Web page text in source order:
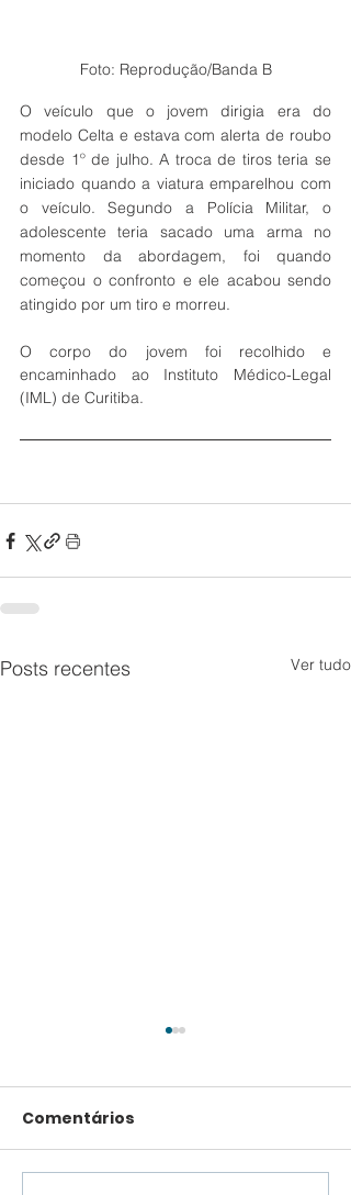
Foto: Reprodução/Banda B
O veículo que o jovem dirigia era do
modelo Celta e estava com alerta de roubo
desde 1º de julho. A troca de tiros teria se
iniciado quando a viatura emparelhou com
o veículo. Segundo a Polícia Militar, o
adolescente teria sacado uma arma no
momento da abordagem, foi quando
começou o confronto e ele acabou sendo
atingido por um tiro e morreu.
O corpo do jovem foi recolhido e
encaminhado ao Instituto Médico-Legal
(IML) de Curitiba.
Posts recentes Ver tudo
Comentários